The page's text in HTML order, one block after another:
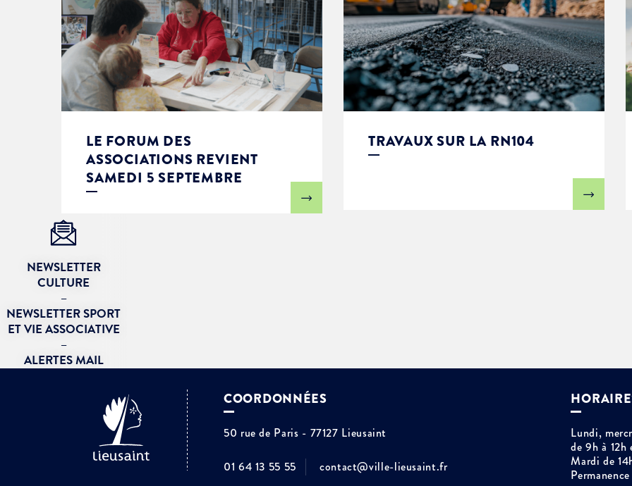
LE FORUM DES
ASSOCIATIONS REVIENT
SAMEDI 5 SEPTEMBRE
TRAVAUX SUR LA RN104
NEWSLETTER
CULTURE
–
NEWSLETTER SPORT
ET VIE ASSOCIATIVE
–
ALERTES MAIL
COORDONNÉES
50 rue de Paris - 77127 Lieusaint
01 64 13 55 55 contact@ville-lieusaint.fr
Lundi,
de 9h à 12h
Mardi de